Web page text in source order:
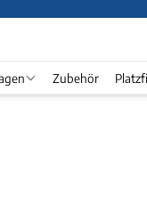
Zubehör